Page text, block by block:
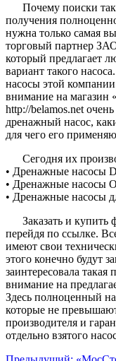
Почему поиски
получения
нужна только самая
торговый партнер
который предлагает
вариант такого
насосы этой
внимание на магазин
http://belamos.net
дренажный насос,
для чего его
Сегодня их
• Дренажные насосы
• Дренажные насосы
• Дренажные насосы
Заказать и
перейдя по ссылке.
имеют свои
этого конечно будут
заинтересовала
внимание на
Здесь полноценный
которые не
производителя и
отдельно взятого